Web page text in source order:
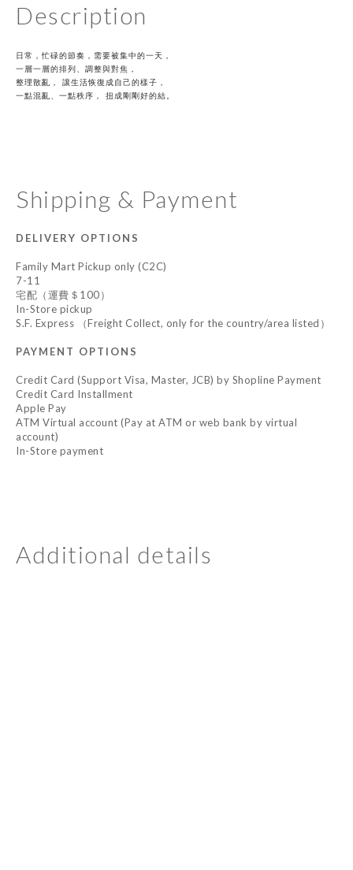
Description
日常，忙碌的節奏，需要被集中的一天，
一層一層的排列、調整與對焦，
整理散亂， 讓生活恢復成自己的樣子，
一點混亂、一點秩序， 扭成剛剛好的結。
Shipping & Payment
DELIVERY OPTIONS
Family Mart Pickup only (C2C)
7-11
宅配（運費＄100）
In-Store pickup
S.F. Express （Freight Collect, only for the country/area listed）
PAYMENT OPTIONS
Credit Card (Support Visa, Master, JCB) by Shopline Payment
Credit Card Installment
Apple Pay
ATM Virtual account (Pay at ATM or web bank by virtual
account)
In-Store payment
Additional details